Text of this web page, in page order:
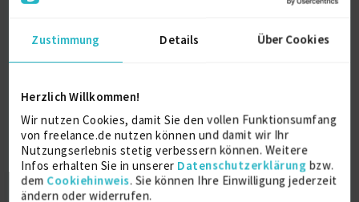
Zustimmung Details Über Cookies
Herzlich Willkommen!
Wir nutzen Cookies, damit Sie den vollen Funktionsumfang
von freelance.de nutzen können und damit wir Ihr
Nutzungserlebnis stetig verbessern können. Weitere
Infos erhalten Sie in unserer Datenschutzerklärung bzw.
dem Cookiehinweis. Sie können Ihre Einwilligung jederzeit
ändern oder widerrufen.
Systems Engineer / Systemintegrator
VoIP & Linux - Münster/Rem...
Als EXPERT Projekt INSIGHTS abrufen.Mehr erfahren »
Ab August 2026
D-Münster
12.07.2026 07:30